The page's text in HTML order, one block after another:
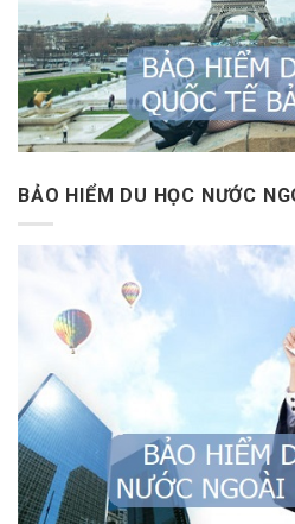
BẢO HIỂM DU HỌC NƯỚC